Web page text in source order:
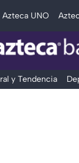
Azteca UNO
y Tendencia